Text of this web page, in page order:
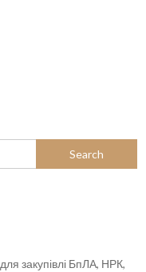
закупівлі БпЛА, НРК,